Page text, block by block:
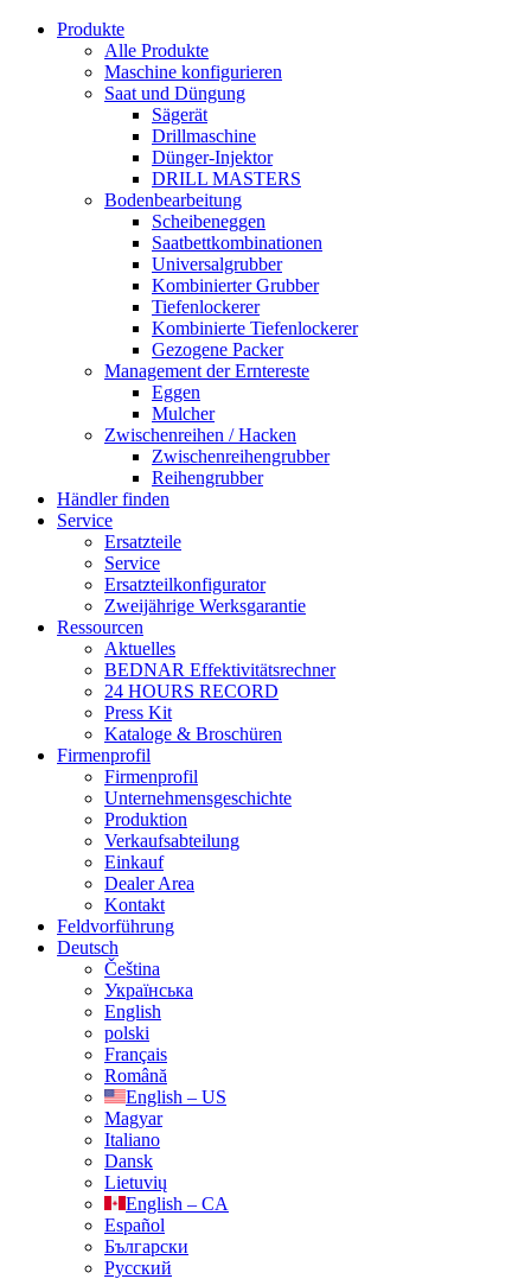
Produkte
Alle Produkte
Maschine konfigurieren
Saat und Düngung
Sägerät
Drillmaschine
Dünger-Injektor
DRILL MASTERS
Bodenbearbeitung
Scheibeneggen
Saatbettkombinationen
Universalgrubber
Kombinierter Grubber
Tiefenlockerer
Kombinierte Tiefenlockerer
Gezogene Packer
Management der Erntereste
Eggen
Mulcher
Zwischenreihen / Hacken
Zwischenreihengrubber
Reihengrubber
Händler finden
Service
Ersatzteile
Service
Ersatzteilkonfigurator
Zweijährige Werksgarantie
Ressourcen
Aktuelles
BEDNAR Effektivitätsrechner
24 HOURS RECORD
Press Kit
Kataloge & Broschüren
Firmenprofil
Firmenprofil
Unternehmensgeschichte
Produktion
Verkaufsabteilung
Einkauf
Dealer Area
Kontakt
Feldvorführung
Deutsch
Čeština
Українська
English
polski
Français
Română
English – US
Magyar
Italiano
Dansk
Lietuvių
English – CA
Español
Български
Русский